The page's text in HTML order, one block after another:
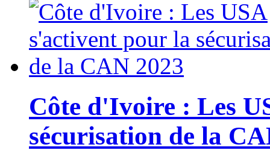
Côte d'Ivoire : Les
sécurisation de la